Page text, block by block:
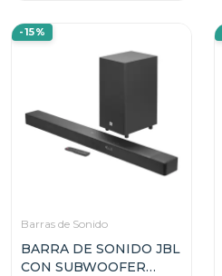
-15%
Barras de Sonido
BARRA DE SONIDO JBL
CON SUBWOOFER